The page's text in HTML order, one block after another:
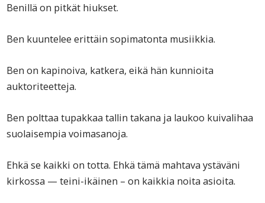
Benillä on pitkät hiukset.
Ben kuuntelee erittäin sopimatonta musiikkia.
Ben on kapinoiva, katkera, eikä hän kunnioita
auktoriteetteja.
Ben polttaa tupakkaa tallin takana ja laukoo kuivalihaa
suolaisempia voimasanoja.
Ehkä se kaikki on totta. Ehkä tämä mahtava ystäväni
kirkossa — teini-ikäinen – on kaikkia noita asioita.